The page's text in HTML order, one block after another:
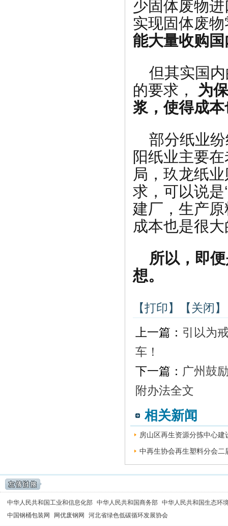
少固体废物
实现固体废物
能大量收购
但其实国
的要求， 为
浆，使得成
部分纸业
阳纸业主要
局，玖龙纸
求，可以说是
建厂，生产
成本也是很
所以，即
想。
【打印】
【关闭】
上一篇： 引以为
车！
下一篇： 广州鼓
附办法全文
相关新闻
房山区再生资源分拣中心建
中再生协会再生塑料分会二
中华人民共和国工业和信息化部 中华人民共和国商务部 中华人民共和国生态环
中国钢桶包装网
网优废钢网 河北省绿色低碳循环发展协会